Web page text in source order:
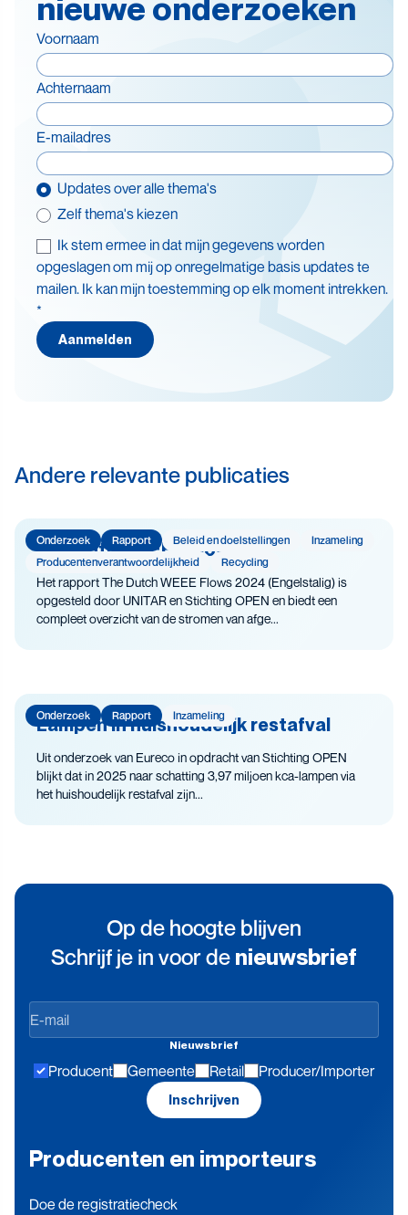
nieuwe onderzoeken
Voornaam
Achternaam
E-mailadres
Updates over alle thema's
Zelf thema's kiezen
Thema's
Batterijen
Circulaire economie
Ik stem ermee in dat mijn gegevens worden
opgeslagen om mij op onregelmatige basis updates te
mailen. Ik kan mijn toestemming op elk moment intrekken.
*
Aanmelden
Andere relevante publicaties
Onderzoek Rapport Beleid en doelstellingen
Inzameling
Producenten­­­­verantwoor­delijk­heid
Recycling
The Dutch WEEE Flows
Het rapport The Dutch WEEE Flows 2024 (Engelstalig) is
opgesteld door UNITAR en Stichting OPEN en biedt een
compleet overzicht van de stromen van afge...
Onderzoek Rapport Inzameling
Lampen in huishoudelijk restafval
Uit onderzoek van Eureco in opdracht van Stichting OPEN
blijkt dat in 2025 naar schatting 3,97 miljoen kca-lampen via
het huishoudelijk restafval zijn...
Op de hoogte blijven
Schrijf je in voor de nieuwsbrief
Op
de
blijven
Nieuwsbrief
Producent Gemeente Retail Producer/Importer
Inschrijven
Producenten en importeurs
Doe de registratiecheck